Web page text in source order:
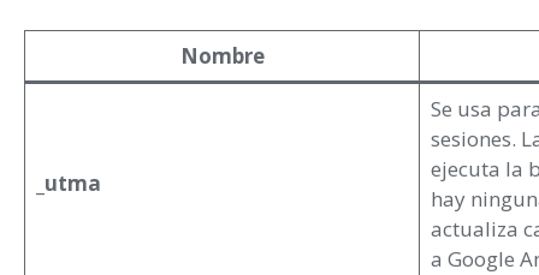
Nombre
_utma
Se usa
sesiones.
ejecuta la
hay
actualiza
a Google